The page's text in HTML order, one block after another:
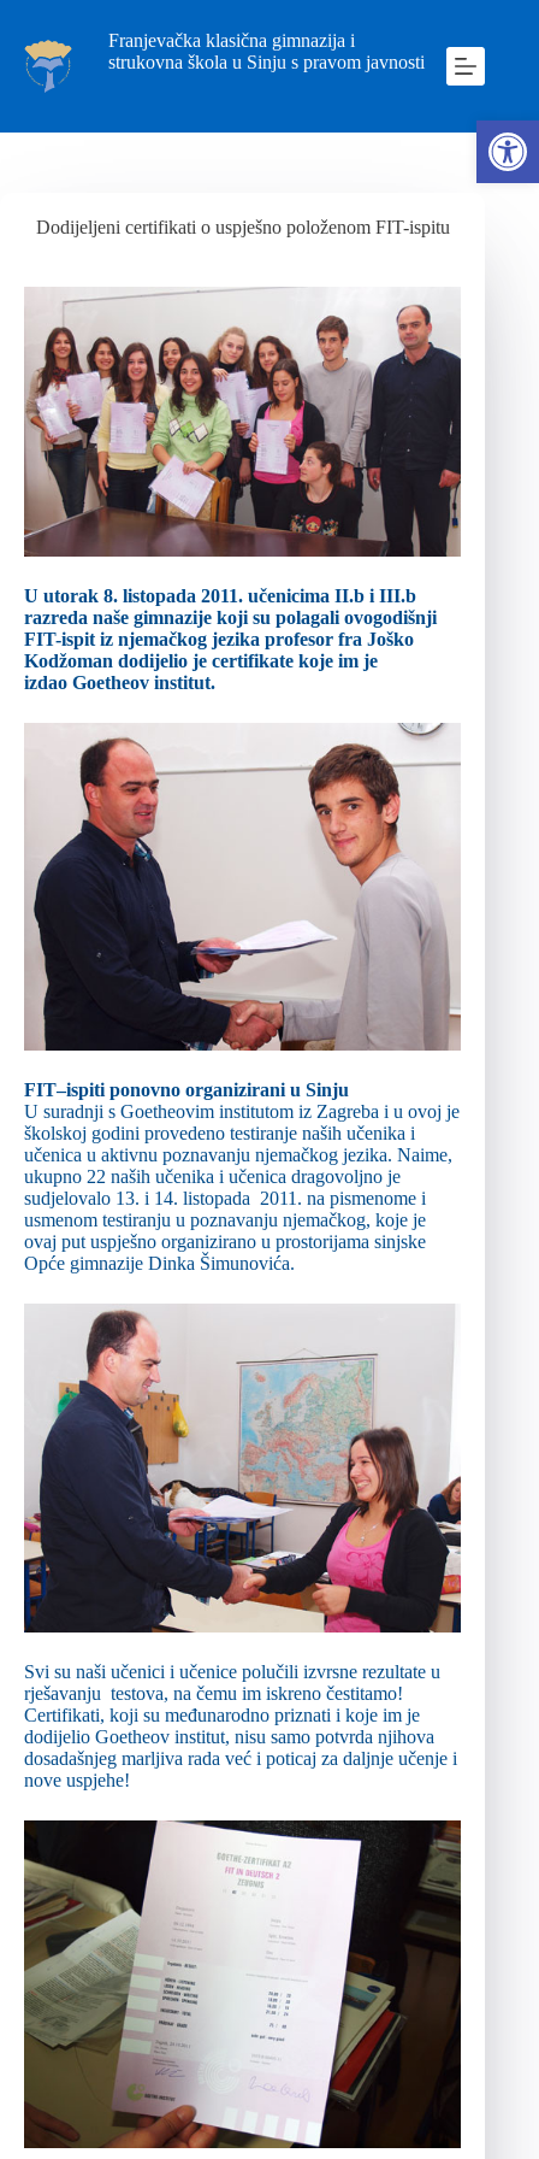
Franjevačka klasična gimnazija i
strukovna škola u Sinju s pravom javnosti
Dodijeljeni certifikati o uspješno položenom FIT-ispitu
U utorak 8. listopada 2011. učenicima II.b i III.b
razreda naše gimnazije koji su polagali ovogodišnji
FIT-ispit iz njemačkog jezika profesor fra Joško
Kodžoman dodijelio je certifikate koje im je
izdao Goetheov institut.
FIT–ispiti ponovno organizirani u Sinju
U suradnji s Goetheovim institutom iz Zagreba i u ovoj je
školskoj godini provedeno testiranje naših učenika i
učenica u aktivnu poznavanju njemačkog jezika. Naime,
ukupno 22 naših učenika i učenica dragovoljno je
sudjelovalo 13. i 14. listopada 2011. na pismenome i
usmenom testiranju u poznavanju njemačkog, koje je
ovaj put uspješno organizirano u prostorijama sinjske
Opće gimnazije Dinka Šimunovića.
Svi su naši učenici i učenice polučili izvrsne rezultate u
rješavanju testova, na čemu im iskreno čestitamo!
Certifikati, koji su međunarodno priznati i koje im je
dodijelio Goetheov institut, nisu samo potvrda njihova
dosadašnjeg marljiva rada već i poticaj za daljnje učenje i
nove uspjehe!